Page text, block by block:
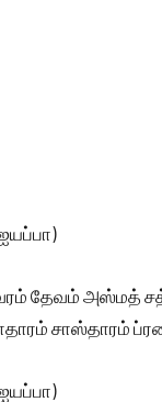
தேவம் அஸ்மத்
சாஸ்தாரம்